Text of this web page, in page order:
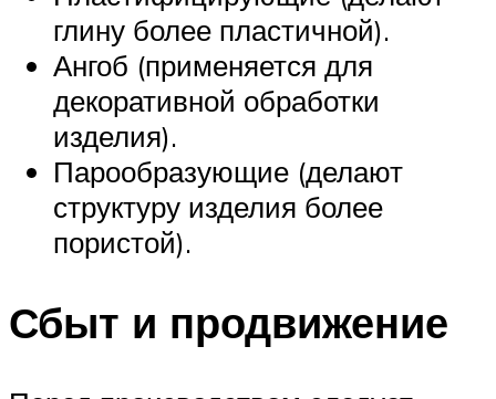
глину более пластичной).
Ангоб (применяется для
декоративной обработки
изделия).
Парообразующие (делают
структуру изделия более
пористой).
Сбыт и продвижение